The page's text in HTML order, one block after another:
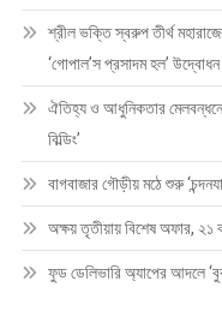
শ্রীল ভক্তি স্বরুপ তীর্থ
‘গোপাল’স প্রসাদম হল’ উদ্বোধন
ঐতিহ্য ও আধুনিকতার
বিল্ডিং’
বাগবাজার গৌড়ীয় মঠে শুরু
অক্ষয় তৃতীয়ায় বিশেষ অফার, ২১
ফুড ডেলিভারি অ্যাপের আদলে